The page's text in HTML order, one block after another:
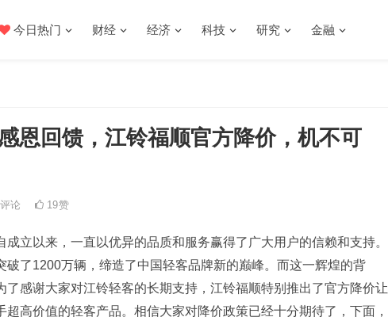
今日热门 财经 经济 科技 研究 金融
恩回馈，江铃福顺官方降价，机不可
评论 19赞
立以来，一直以优异的品质和服务赢得了广大用户的信赖和支持。
了1200万辆，缔造了中国轻客品牌新的巅峰。而这一辉煌的背
了感谢大家对江铃轻客的长期支持，江铃福顺特别推出了官方降价让
高价值的轻客产品。相信大家对降价政策已经十分期待了，下面，